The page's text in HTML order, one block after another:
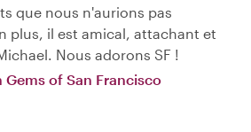
que nous n'aurions pas
plus, il est amical, attachant et
Nous adorons SF !
of San Francisco